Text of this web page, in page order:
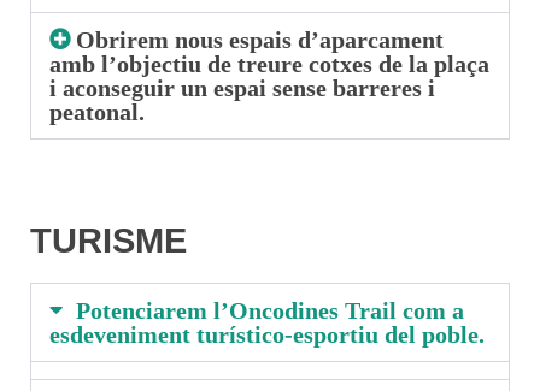
Obrirem nous espais d’aparcament
amb l’objectiu de treure cotxes de la plaça
i aconseguir un espai sense barreres i
peatonal.
TURISME
Potenciarem l’Oncodines Trail com a
esdeveniment turístico-esportiu del poble.